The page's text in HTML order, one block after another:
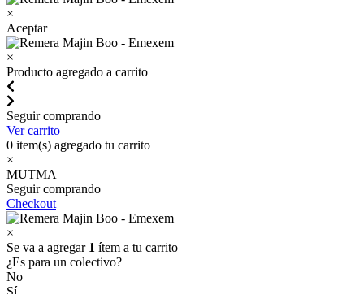
×
Aceptar
×
Producto agregado a carrito
Seguir comprando
Ver carrito
0 item(s) agregado tu carrito
×
MUTMA
Seguir comprando
Checkout
×
Se va a agregar 1 ítem a tu carrito
¿Es para un colectivo?
No
Sí